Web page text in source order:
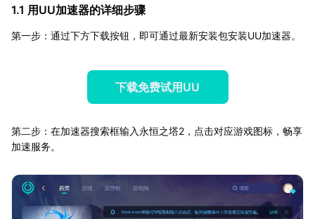
1.1 用UU加速器的详细步骤
第一步：通过下方下载按钮，即可通过最新安装包安装UU加速器。
下载免费试用UU
第二步：在加速器搜索框输入永恒之塔2，点击对应游戏图标，畅享
加速服务。